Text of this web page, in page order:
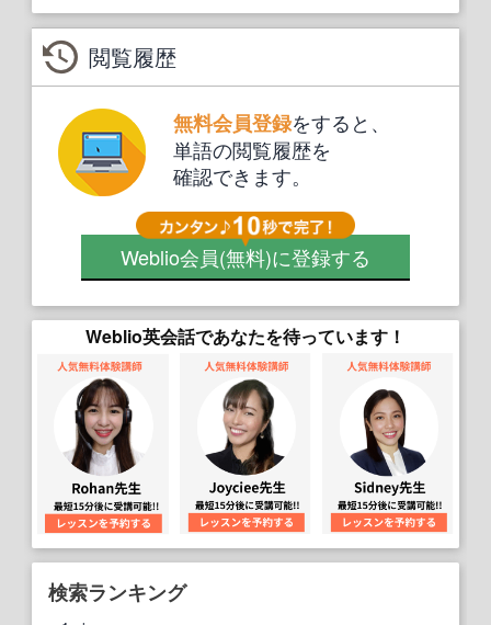
閲覧履歴
無料会員登録をすると、
単語の閲覧履歴を
確認できます。
Weblio会員(無料)に登録する
Weblio英会話であなたを待っています！
検索ランキング